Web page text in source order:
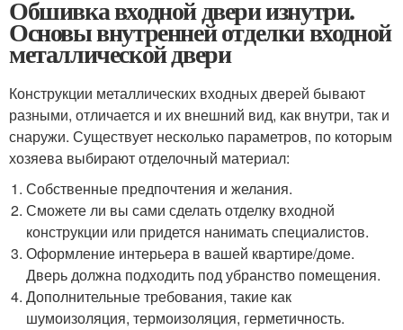
Обшивка входной двери изнутри.
Основы внутренней отделки входной
металлической двери
Конструкции металлических входных дверей бывают
разными, отличается и их внешний вид, как внутри, так и
снаружи. Существует несколько параметров, по которым
хозяева выбирают отделочный материал:
Собственные предпочтения и желания.
Сможете ли вы сами сделать отделку входной
конструкции или придется нанимать специалистов.
Оформление интерьера в вашей квартире/доме.
Дверь должна подходить под убранство помещения.
Дополнительные требования, такие как
шумоизоляция, термоизоляция, герметичность.